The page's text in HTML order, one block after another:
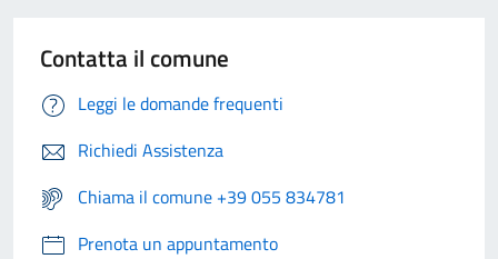
Contatta il comune
Leggi le domande frequenti
Richiedi Assistenza
Chiama il comune +39 055 834781
Prenota un appuntamento